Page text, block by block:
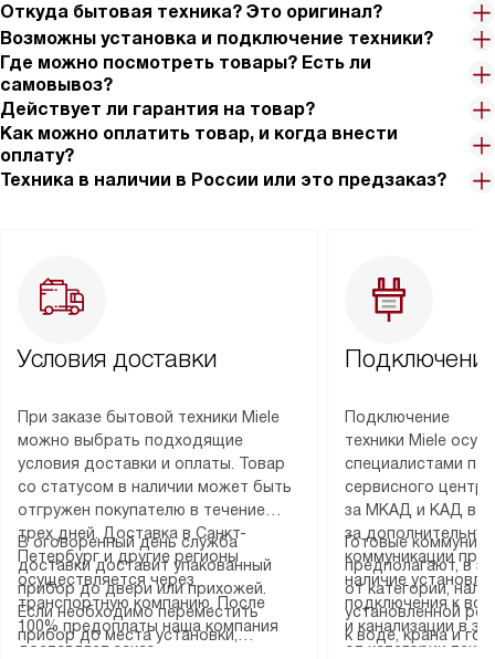
Откуда бытовая техника? Это оригинал?
Возможны установка и подключение техники?
Где можно посмотреть товары? Есть ли
самовывоз?
Действует ли гарантия на товар?
Как можно оплатить товар, и когда внести
оплату?
Техника в наличии в России или это предзаказ?
Условия доставки
При заказе бытовой техники Miele
можно выбрать подходящие
условия доставки и оплаты. Товар
со статусом в наличии может быть
отгружен покупателю в течение
трех дней. Доставка в Санкт-
Петербург и другие регионы
осуществляется через
транспортную компанию. После
100% предоплаты наша компания
доставляет заказ
В оговоренный день служба
доставки доставит упакованный
прибор до двери или прихожей.
Если необходимо переместить
прибор до места установки,
Подключение
техники Miele
специалистами
сервисного
за МКАД и КАД
за
коммуникации
наличие
подключения к
и канализации в
от категории
Готовые
предполагают, в
от категории,
установленной
к воде, крана и